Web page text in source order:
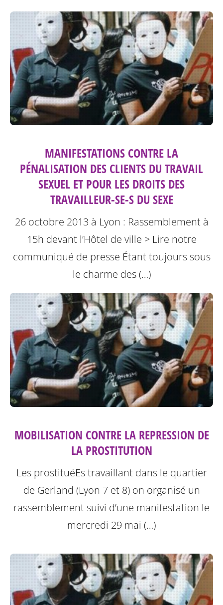
MANIFESTATIONS CONTRE LA
PÉNALISATION DES CLIENTS DU TRAVAIL
SEXUEL ET POUR LES DROITS DES
TRAVAILLEUR-SE-S DU SEXE
26 octobre 2013 à Lyon : Rassemblement à
15h devant l’Hôtel de ville > Lire notre
communiqué de presse Étant toujours sous
le charme des (…)
MOBILISATION CONTRE LA REPRESSION DE
LA PROSTITUTION
Les prostituéEs travaillant dans le quartier
de Gerland (Lyon 7 et 8) on organisé un
rassemblement suivi d’une manifestation le
mercredi 29 mai (…)